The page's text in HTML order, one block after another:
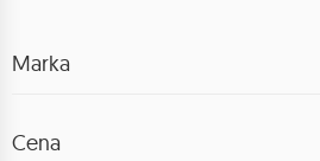
Marka
Cena